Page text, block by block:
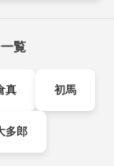
覧
真 初馬
多郎